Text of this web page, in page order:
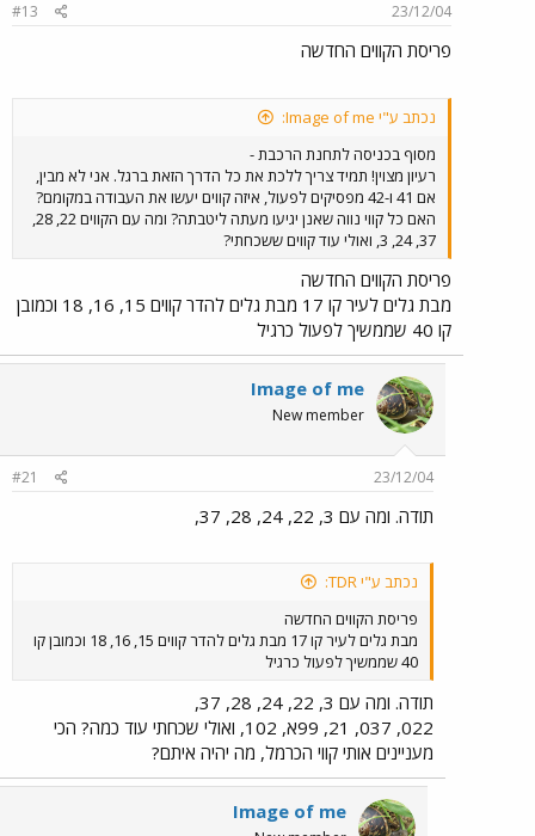
23/12/04
#13
פריסת הקווים החדשה
נכתב ע"י Image of me:
מסוף בכניסה לתחנת הרכבת -
רעיון מצוין! תמיד צריך ללכת את כל הדרך הזאת ברגל. אני לא מבין,
אם 41 ו-42 מפסיקים לפעול, איזה קווים יעשו את העבודה במקומם?
37, 24, 3, ואולי עוד קווים ששכחתי?
פריסת הקווים החדשה
מבת גלים לעיר קו 17 מבת גלים להדר קווים 15, 16, 18 וכמובן
קו 40 שממשיך לפעול כרגיל
Image of me
New member
23/12/04
#21
תודה. ומה עם 3, 22, 24, 28, 37,
נכתב ע"י TDR:
פריסת הקווים החדשה
מבת גלים לעיר קו 17 מבת גלים להדר קווים 15, 16, 18 וכמובן קו
40 שממשיך לפעול כרגיל
תודה. ומה עם 3, 22, 24, 28, 37,
022, 037, 21, 99א, 102, ואולי שכחתי עוד כמה? הכי
מעניינים אותי קווי הכרמל, מה יהיה איתם?
Image of me